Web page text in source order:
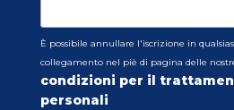
È possibile annullare l'iscrizione in
collegamento nel piè di pagina delle
condizioni per il
personali